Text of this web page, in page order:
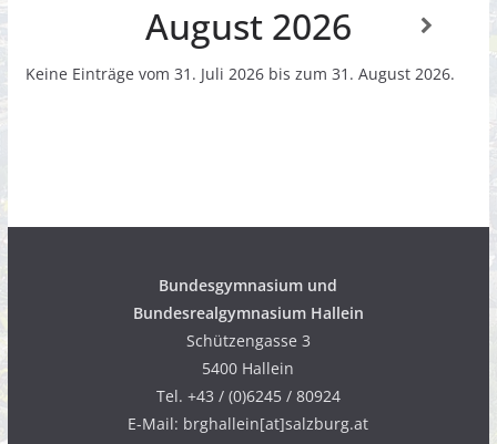
August 2026
Keine Einträge vom 31. Juli 2026 bis zum 31. August 2026.
Bundesgymnasium und
Bundesrealgymnasium Hallein
Schützengasse 3
5400 Hallein
Tel. +43 / (0)6245 / 80924
E-Mail: brghallein[at]salzburg.at